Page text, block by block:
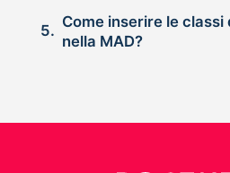
5.
Come inserire le classi di
nella MAD?